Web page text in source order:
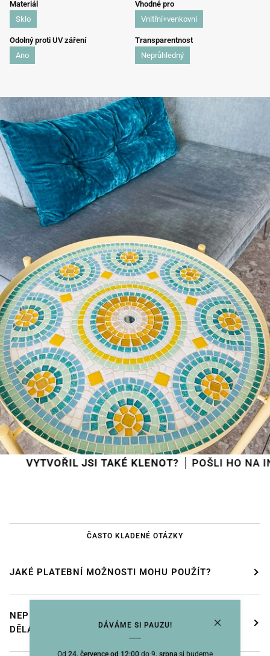
Materiál
Sklo
Vhodné pro
Vnitřní+venkovní
Odolný proti UV záření
Ano
Transparentnost
Neprůhledný
JSI TAKÉ KLENOT? POŠLI HO NA
ČASTO KLADENÉ OTÁZKY
JAKÉ PLATEBNÍ MOŽNOSTI MOHU POUŽÍT?
NEPŘIŠEL MI POTVRZENÍ OBJEDNÁVKY, CO MÁM
DĚLAT?
DÁVÁME SI PAUZU!
Od 24. července od 12:00 do 9. srpna si budeme